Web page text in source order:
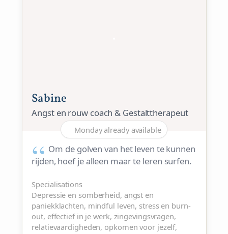
Sabine
Angst en rouw coach & Gestalttherapeut
Monday already available
Om de golven van het leven te kunnen
rijden, hoef je alleen maar te leren surfen.
Specialisations
Depressie en somberheid, angst en
paniekklachten, mindful leven, stress en burn-
out, effectief in je werk, zingevingsvragen,
relatievaardigheden, opkomen voor jezelf,